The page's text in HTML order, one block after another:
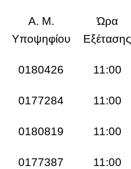
Α. Μ.
Υποψηφίου
Ώρα
Εξέτασης
0180426 11:00
0177284 11:00
0180819 11:00
0177387 11:00